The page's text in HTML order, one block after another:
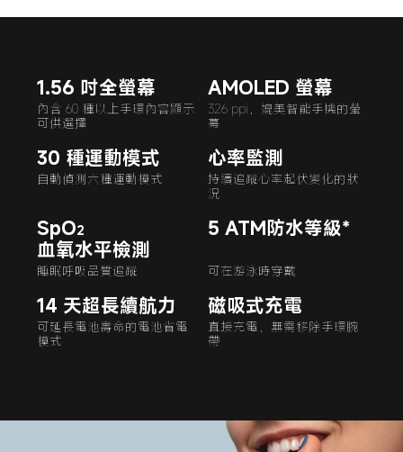
1.56 吋全螢幕 AMOLED 螢幕
內含 60 種以上手環內容顯示
可供選擇
326 ppi，媲美智能手機的螢
幕
30 種運動模式 心率監測
自動偵測六種運動模式
持續追蹤心率起伏變化的狀
況
SpO2
血氧水平檢測
5 ATM防水等級*
睡眠呼吸品質追蹤 可在游泳時穿戴
14 天超長續航力 磁吸式充電
可延長電池壽命的電池省電
模式
直接充電，無需移除手環腕
帶